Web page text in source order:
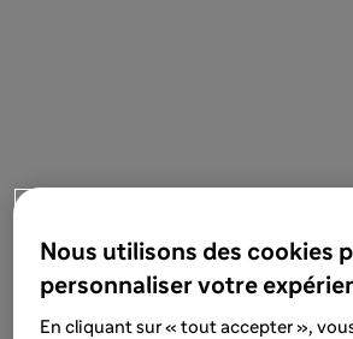
Nous utilisons des cookies
personnaliser votre
En cliquant sur « tout accepter »,